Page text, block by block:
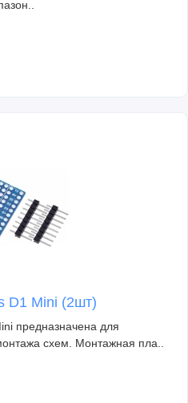
D1 Mini (2шт)
предназначена для
схем. Монтажная пла..